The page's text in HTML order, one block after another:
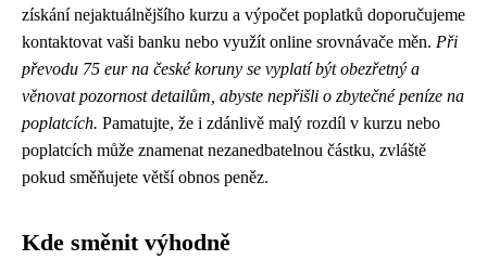
získání nejaktuálnějšího kurzu a výpočet poplatků doporučujeme
kontaktovat vaši banku nebo využít online srovnávače měn. Při
převodu 75 eur na české koruny se vyplatí být obezřetný a
věnovat pozornost detailům, abyste nepřišli o zbytečné peníze na
poplatcích. Pamatujte, že i zdánlivě malý rozdíl v kurzu nebo
poplatcích může znamenat nezanedbatelnou částku, zvláště
pokud směňujete větší obnos peněz.
Kde směnit výhodně